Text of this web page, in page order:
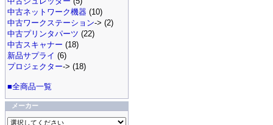
中古ネットワーク機器 (10)
中古ワークステーション-> (2)
中古プリンタパーツ (22)
中古スキャナー (18)
新品サプライ (6)
プロジェクター-> (18)
■全商品一覧
メーカー